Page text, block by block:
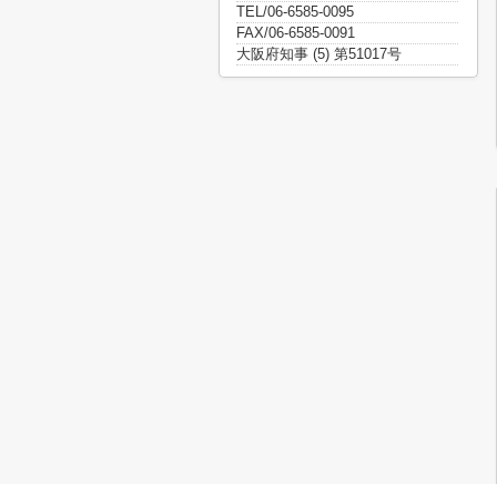
TEL/06-6585-0095
FAX/06-6585-0091
大阪府知事 (5) 第51017号